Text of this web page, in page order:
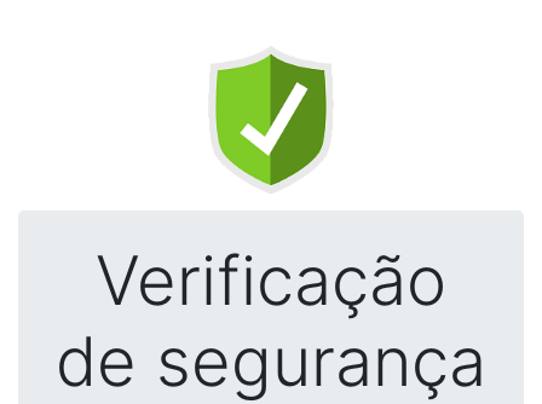
Verificação
de segurança